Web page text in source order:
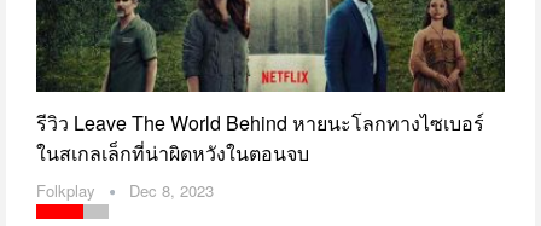
รีวิว Leave The World Behind หายนะโลกทางไซเบอร์
ในสเกลเล็กที่น่าผิดหวังในตอนจบ
Folkplay Dec 8, 2023